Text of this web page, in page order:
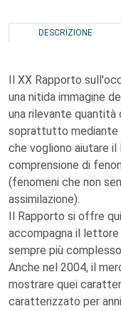
DESCRIZIONE
Il XX Rapporto
una nitida immagine
una rilevante
soprattutto mediante
che vogliono aiutare
comprensione di
(fenomeni che non
assimilazione).
Il Rapporto si offre
accompagna il lettore
sempre più
Anche nel 2004, il
mostrare quei
caratterizzato per